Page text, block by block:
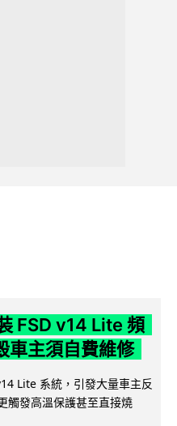
FSD v14 Lite 頻
車主須自費維修
Lite 系統，引發大量車主反
觸發高溫保護甚至直接燒